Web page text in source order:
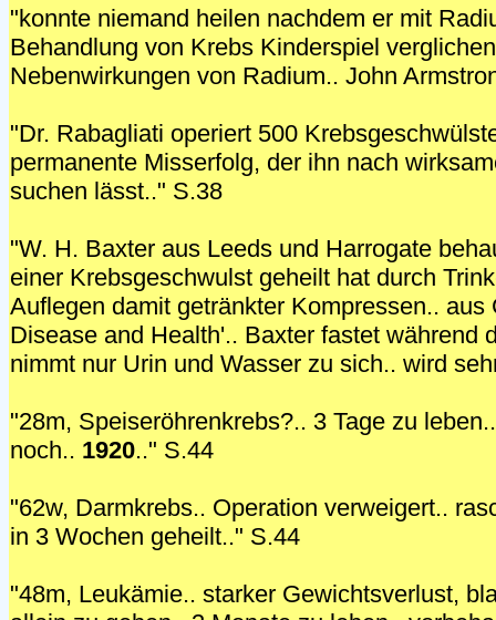
"konnte niemand heilen nachdem er mit
Behandlung von Krebs Kinderspiel
Nebenwirkungen von Radium.. John
"Dr. Rabagliati operiert 500
permanente Misserfolg, der ihn nach
suchen lässt.." S.38
"W. H. Baxter aus Leeds und Harrogate
einer Krebsgeschwulst geheilt hat durch
Auflegen damit getränkter Kompressen.. aus
Disease and Health'.. Baxter fastet während
nimmt nur Urin und Wasser zu sich.. wird
"28m, Speiseröhrenkrebs?.. 3 Tage zu
noch.. 1920.." S.44
"62w, Darmkrebs.. Operation verweigert..
in 3 Wochen geheilt.." S.44
"48m, Leukämie.. starker Gewichtsverlust,